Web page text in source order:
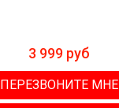
3 999 руб
ПЕРЕЗВОНИТЕ МНЕ